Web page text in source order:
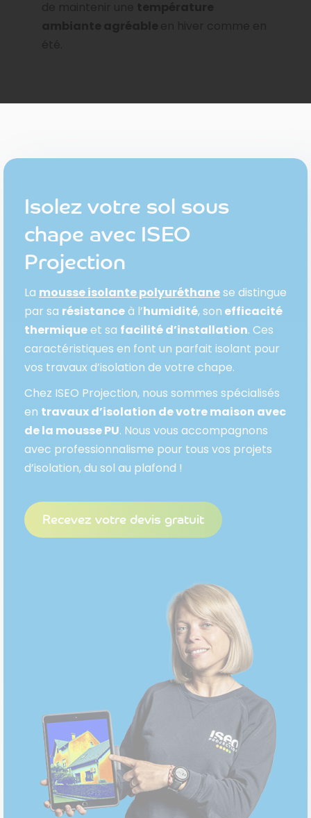
Isolez votre sol sous
chape avec ISEO
Projection
La mousse isolante polyuréthanese distingue
par sa résistanceà l’humidité, son efficacité
thermiqueet sa facilité d’installation. Ces
caractéristiques en font un parfait isolant pour
vos travaux d’isolation de votre chape.
Chez ISEO Projection, nous sommes spécialisés
en travaux d’isolation de votre maison avec
de la mousse PU. Nous vous accompagnons
avec professionnalisme pour tous vos projets
d’isolation, du sol au plafond !
Recevez votre devis gratuit